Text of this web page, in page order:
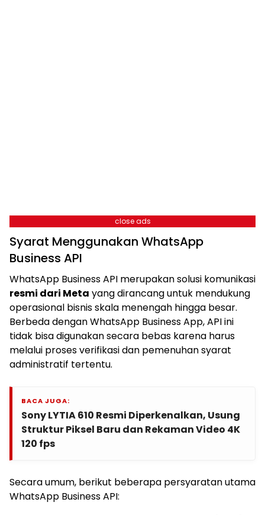
close ads
Syarat Menggunakan WhatsApp
Business API
WhatsApp Business API merupakan solusi komunikasi
resmi dari Meta yang dirancang untuk mendukung
operasional bisnis skala menengah hingga besar.
Berbeda dengan WhatsApp Business App, API ini
tidak bisa digunakan secara bebas karena harus
melalui proses verifikasi dan pemenuhan syarat
administratif tertentu.
BACA JUGA:
Sony LYTIA 610 Resmi Diperkenalkan, Usung
Struktur Piksel Baru dan Rekaman Video 4K
120 fps
Secara umum, berikut beberapa persyaratan utama
WhatsApp Business API: